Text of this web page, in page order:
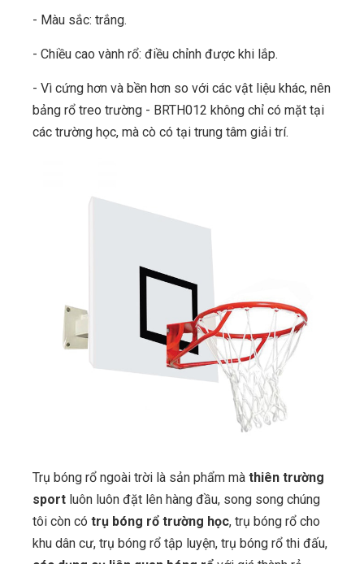
- Màu sắc: trắng.
- Chiều cao vành rổ: điều chỉnh được khi lắp.
- Vì cứng hơn và bền hơn so với các vật liệu khác, nên
bảng rổ treo trường - BRTH012 không chỉ có mặt tại
các trường học, mà cò có tại trung tâm giải trí.
Trụ bóng rổ ngoài trời là sản phẩm mà thiên trường
sport luôn luôn đặt lên hàng đầu, song song chúng
tôi còn có trụ bóng rổ trường học, trụ bóng rổ cho
khu dân cư, trụ bóng rổ tập luyện, trụ bóng rổ thi đấu,